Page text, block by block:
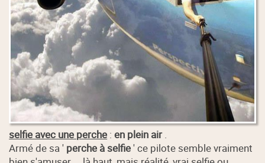
selfie avec une perche :en plein air.
Armé de sa ' perche à selfie' ce pilote semble vraiment